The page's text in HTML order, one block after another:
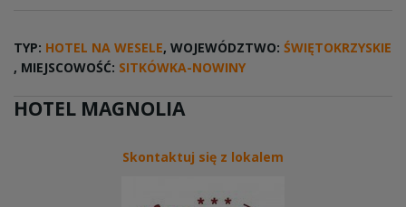
TYP: HOTEL NA WESELE, WOJEWÓDZTWO: ŚWIĘTOKRZYSKIE
, MIEJSCOWOŚĆ: SITKÓWKA-NOWINY
HOTEL MAGNOLIA
Skontaktuj się z lokalem